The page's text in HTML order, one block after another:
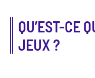
QU’EST-CE
JEUX ?